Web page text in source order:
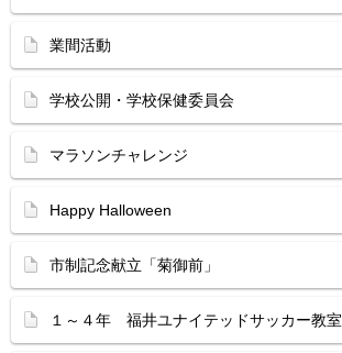
業間活動
学校公開・学校保健委員会
マラソンチャレンジ
Happy Halloween
市制記念献立「菊御前」
１～４年 福井ユナイテッドサッカー教室